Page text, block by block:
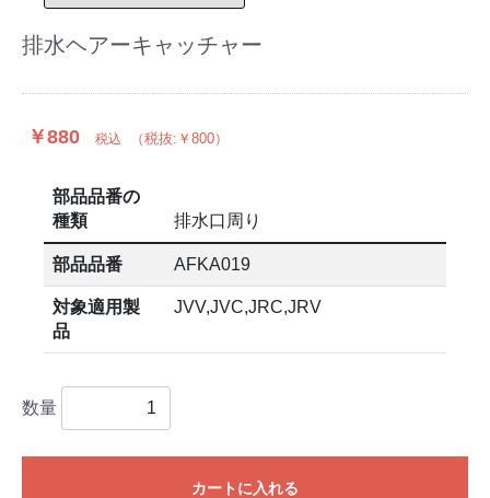
排水ヘアーキャッチャー
￥880 税込 （税抜:￥800）
部品品番の
種類
排水口周り
部品品番 AFKA019
対象適用製
品
JVV,JVC,JRC,JRV
数量
カートに入れる